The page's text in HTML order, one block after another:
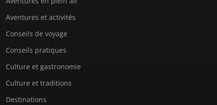
Aventures et activités
Conseils de voyage
Conseils pratiques
Culture et gastronomie
Culture et traditions
Destinations